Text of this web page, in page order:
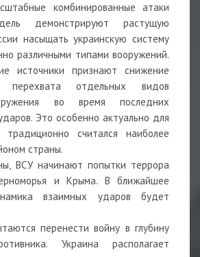
комбинированные атаки
демонстрируют растущую
насыщать украинскую систему
различными типами вооружений.
источники признают снижение
перехвата отдельных видов
во время последних
Это особенно актуально для
считался наиболее
страны.
ВСУ начинают попытки террора
и Крыма. В ближайшее
взаимных ударов будет
перенести войну в глубину
Украина располагает